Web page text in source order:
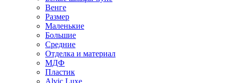
Венге
Размер
Маленькие
Большие
Средние
Отделка и материал
МДФ
Пластик
Alvic Luxe